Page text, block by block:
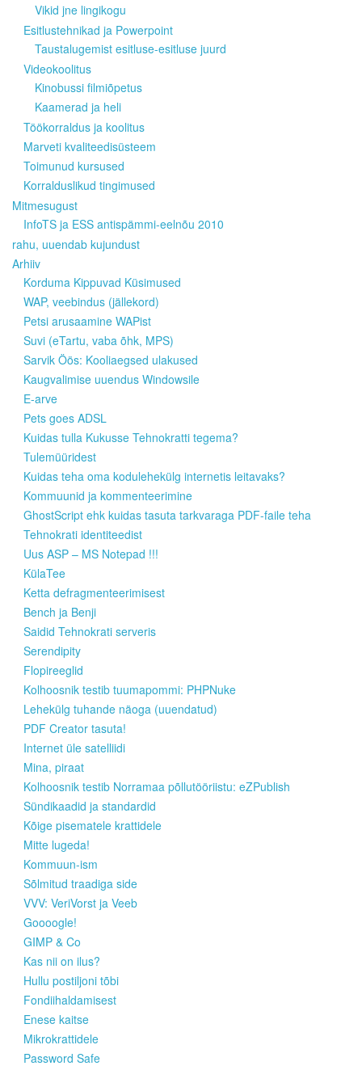
Vikid jne lingikogu
Esitlustehnikad ja Powerpoint
Taustalugemist esitluse-esitluse juurd
Videokoolitus
Kinobussi filmiõpetus
Kaamerad ja heli
Töökorraldus ja koolitus
Marveti kvaliteedisüsteem
Toimunud kursused
Korralduslikud tingimused
Mitmesugust
InfoTS ja ESS antispämmi-eelnõu 2010
rahu, uuendab kujundust
Arhiiv
Korduma Kippuvad Küsimused
WAP, veebindus (jällekord)
Petsi arusaamine WAPist
Suvi (eTartu, vaba õhk, MPS)
Sarvik Öös: Kooliaegsed ulakused
Kaugvalimise uuendus Windowsile
E-arve
Pets goes ADSL
Kuidas tulla Kukusse Tehnokratti tegema?
Tulemüüridest
Kuidas teha oma kodulehekülg internetis leitavaks?
Kommuunid ja kommenteerimine
GhostScript ehk kuidas tasuta tarkvaraga PDF-faile teha
Tehnokrati identiteedist
Uus ASP – MS Notepad !!!
KülaTee
Ketta defragmenteerimisest
Bench ja Benji
Saidid Tehnokrati serveris
Serendipity
Flopireeglid
Kolhoosnik testib tuumapommi: PHPNuke
Lehekülg tuhande näoga (uuendatud)
PDF Creator tasuta!
Internet üle satelliidi
Mina, piraat
Kolhoosnik testib Norramaa põllutööriistu: eZPublish
Sündikaadid ja standardid
Kõige pisematele krattidele
Mitte lugeda!
Kommuun-ism
Sõlmitud traadiga side
VVV: VeriVorst ja Veeb
Goooogle!
GIMP & Co
Kas nii on ilus?
Hullu postiljoni tõbi
Fondiihaldamisest
Enese kaitse
Mikrokrattidele
Password Safe